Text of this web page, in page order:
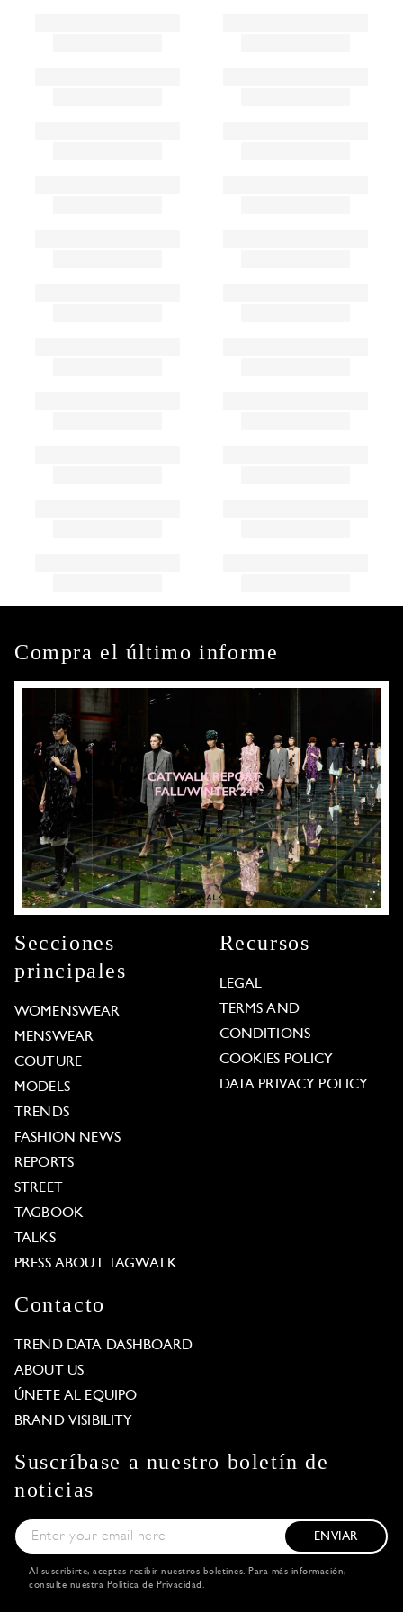
Compra el último informe
Secciones
principales
WOMENSWEAR
MENSWEAR
COUTURE
MODELS
TRENDS
FASHION NEWS
REPORTS
STREET
TAGBOOK
TALKS
PRESS ABOUT TAGWALK
Recursos
LEGAL
TERMS AND
CONDITIONS
COOKIES POLICY
DATA PRIVACY POLICY
Contacto
TREND DATA DASHBOARD
ABOUT US
ÚNETE AL EQUIPO
BRAND VISIBILITY
Suscríbase a nuestro boletín de
noticias
ENVIAR
Al suscribirte, aceptas recibir nuestros boletines. Para más información,
consulte nuestra Política de Privacidad .